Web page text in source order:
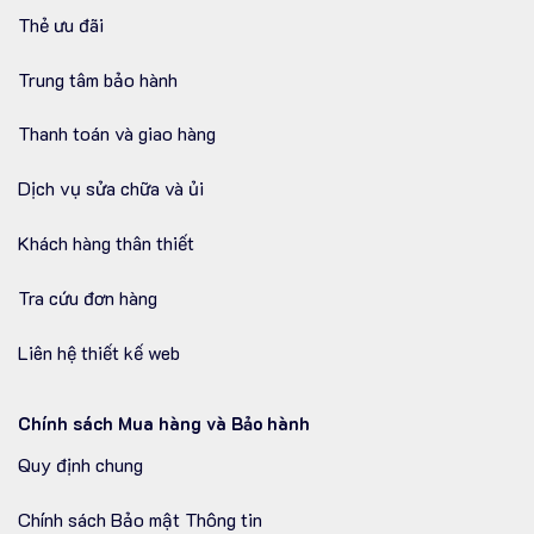
Thẻ ưu đãi
Trung tâm bảo hành
Thanh toán và giao hàng
Dịch vụ sửa chữa và ủi
Khách hàng thân thiết
Tra cứu đơn hàng
Liên hệ thiết kế web
Chính sách Mua hàng và Bảo hành
Quy định chung
Chính sách Bảo mật Thông tin